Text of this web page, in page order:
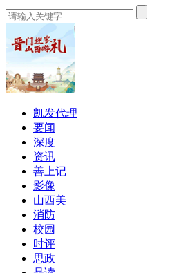
凯发代理
要闻
深度
资讯
善上记
影像
山西美
消防
校园
时评
思政